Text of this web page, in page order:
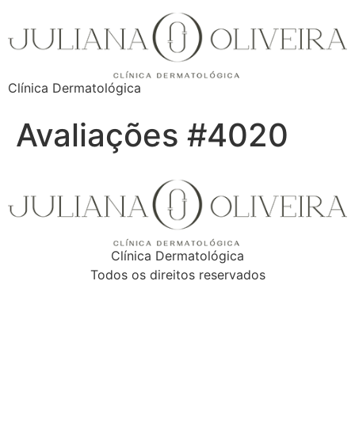
Clínica Dermatológica
Avaliações #4020
Clínica Dermatológica
Todos os direitos reservados